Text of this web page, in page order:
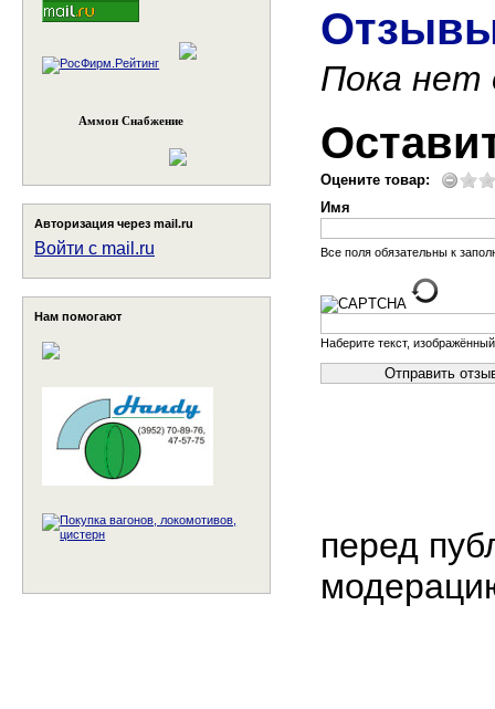
Аммон Снабжение
Авторизация через mail.ru
Войти с mail.ru
Нам помогают
Пока нет
Оцените товар:
Имя
Все поля обязательны к
Наберите текст,
перед